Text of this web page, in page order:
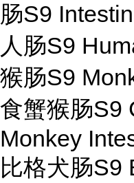
肠S9
人肠S9
猴肠S9
食蟹猴肠S9
Monkey
比格犬肠S9